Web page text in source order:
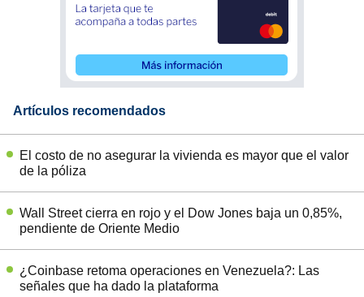
Artículos recomendados
El costo de no asegurar la vivienda es mayor que el valor
de la póliza
Wall Street cierra en rojo y el Dow Jones baja un 0,85%,
pendiente de Oriente Medio
¿Coinbase retoma operaciones en Venezuela?: Las
señales que ha dado la plataforma